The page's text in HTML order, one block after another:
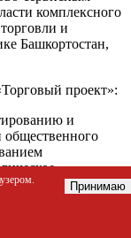
комплексного
и
Башкортостан,
проект»:
и
и т.д.);
и внедрения
Принимаю